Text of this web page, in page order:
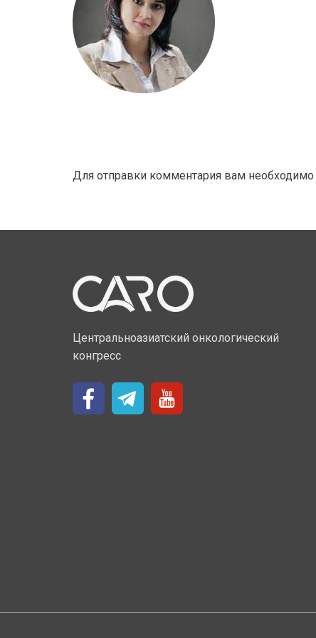
Для отправки комментария вам необходимо
Центральноазиатский онкологический
конгресс